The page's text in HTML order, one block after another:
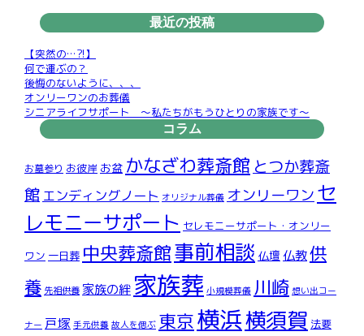
最近の投稿
【突然の…?!】
何で運ぶの？
後悔のないように、、、
オンリーワンのお葬儀
シニアライフサポート ～私たちがもうひとりの家族です～
コラム
お墓参り お彼岸 お盆 かなざわ葬斎館 とつか葬斎
館 エンディングノート オリジナル葬儀 オンリーワン セ
レモニーサポート セレモニーサポート・オンリー
ワン 一日葬 中央葬斎館事前相談 仏壇 仏教供
養 先祖供養 家族の絆 家族葬 小規模葬儀 川崎 想い出コー
ナー 戸塚 手元供養 故人を偲ぶ 東京横浜横須賀 法要